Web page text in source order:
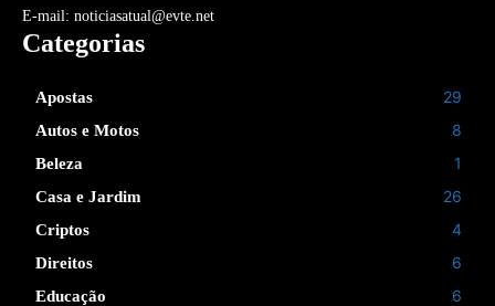
E-mail: noticiasatual@evte.net
Categorias
Apostas 29
Autos e Motos 8
Beleza 1
Casa e Jardim 26
Criptos 4
Direitos 6
Educação 6